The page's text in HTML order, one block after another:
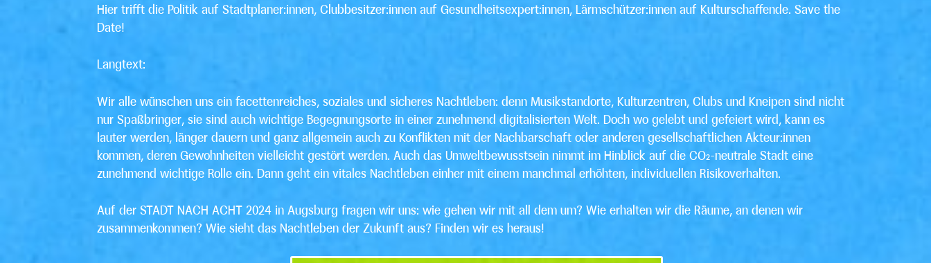
Hier trifft die Politik auf Stadtplaner:innen, Clubbesitzer:innen auf Gesundheitsexpert:innen, Lärmschützer:innen auf Kulturschaffende. Save the
Date!
Langtext:
Wir alle wünschen uns ein facettenreiches, soziales und sicheres Nachtleben: denn Musikstandorte, Kulturzentren, Clubs und Kneipen sind nicht
nur Spaßbringer, sie sind auch wichtige Begegnungsorte in einer zunehmend digitalisierten Welt. Doch wo gelebt und gefeiert wird, kann es
lauter werden, länger dauern und ganz allgemein auch zu Konflikten mit der Nachbarschaft oder anderen gesellschaftlichen Akteur:innen
kommen, deren Gewohnheiten vielleicht gestört werden. Auch das Umweltbewusstsein nimmt im Hinblick auf die CO₂-neutrale Stadt eine
zunehmend wichtige Rolle ein. Dann geht ein vitales Nachtleben einher mit einem manchmal erhöhten, individuellen Risikoverhalten.
Auf der STADT NACH ACHT 2024 in Augsburg fragen wir uns: wie gehen wir mit all dem um? Wie erhalten wir die Räume, an denen wir
zusammenkommen? Wie sieht das Nachtleben der Zukunft aus? Finden wir es heraus!